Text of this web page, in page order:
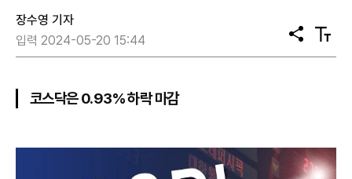
장수영 기자
입력 2024-05-20 15:44
공
유
텍
스
코스닥은 0.93% 하락 마감